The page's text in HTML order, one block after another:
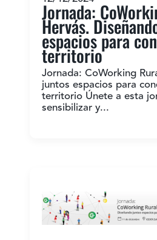
Jornada:
Hervás.
espacios para
territorio
Jornada: CoWorking
juntos espacios para
territorio Únete a esta
sensibilizar y...